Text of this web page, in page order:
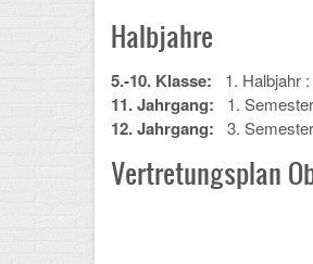
Halbjahre
5.-10. Klasse: 1. Halbjahr
11. Jahrgang: 1.
12. Jahrgang: 3.
Vertretungsplan